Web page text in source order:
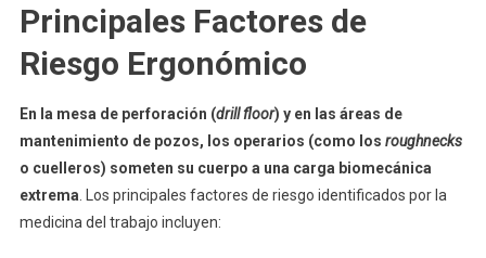
Principales Factores de
Riesgo Ergonómico
En la mesa de perforación (drill floor) y en las áreas de
mantenimiento de pozos, los operarios (como los roughnecks
o cuelleros) someten su cuerpo a una carga biomecánica
extrema . Los principales factores de riesgo identificados por la
medicina del trabajo incluyen: